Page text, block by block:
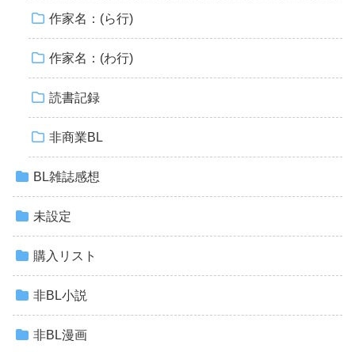
作家名：(ら行)
作家名：(わ行)
読書記録
非商業BL
BL雑誌感想
未設定
購入リスト
非BL小説
非BL漫画